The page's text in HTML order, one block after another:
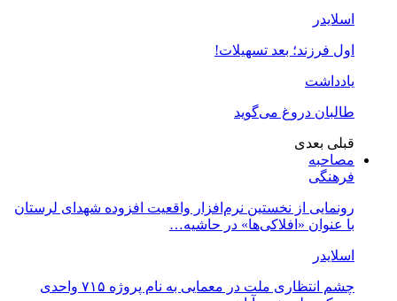
اسلایدر
اول فرزند؛ بعد تسهیلات!
یادداشت
طالبان دروغ می‌گوید
قبلی بعدی
مصاحبه
فرهنگی
رونمایی از نخستین نرم‌افزار واقعیت افزوده شهدای لرستان
با عنوان «افلاکی‌ها» در حاشیه…
اسلایدر
چشم انتظاری ملت در معمایی به نام پروژه ۷۱۵ واحدی